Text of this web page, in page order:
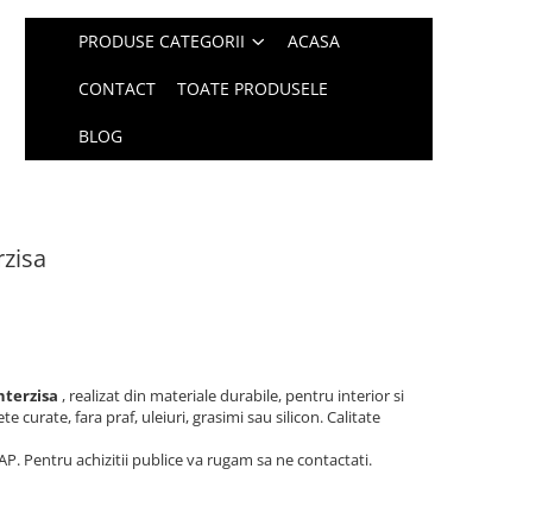
PRODUSE CATEGORII ACASA
CONTACT TOATE PRODUSELE
BLOG
, realizat din materiale durabile, pentru interior si
curate, fara praf, uleiuri, grasimi sau silicon. Calitate
Pentru achizitii publice va rugam sa ne contactati.